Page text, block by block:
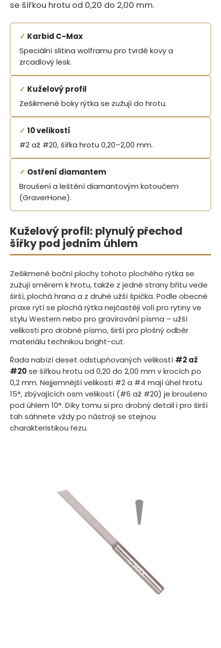
se šířkou hrotu od 0,20 do 2,00 mm.
✓ Karbid C-Max
Speciální slitina wolframu pro tvrdé kovy a
zrcadlový lesk.
✓ Kuželový profil
Zešikmené boky rýtka se zužují do hrotu.
✓ 10 velikostí
#2 až #20, šířka hrotu 0,20–2,00 mm.
✓ Ostření diamantem
Broušení a leštění diamantovým kotoučem
(GraverHone).
Kuželový profil: plynulý přechod
šířky pod jedním úhlem
Zešikmené boční plochy tohoto plochého rýtka se
zužují směrem k hrotu, takže z jedné strany břitu vede
širší, plochá hrana a z druhé užší špička. Podle obecné
praxe rytí se plochá rýtka nejčastěji volí pro rytiny ve
stylu Western nebo pro gravírování písma – užší
velikosti pro drobné písmo, širší pro plošný odběr
materiálu technikou bright-cut.
Řada nabízí deset odstupňovaných velikostí #2 až
#20se šířkou hrotu od 0,20 do 2,00 mm v krocích po
0,2 mm. Nejjemnější velikosti #2 a #4 mají úhel hrotu
15°, zbývajících osm velikostí (#6 až #20) je broušeno
pod úhlem 10°. Díky tomu si pro drobný detail i pro širší
tah sáhnete vždy po nástroji se stejnou
charakteristikou řezu.